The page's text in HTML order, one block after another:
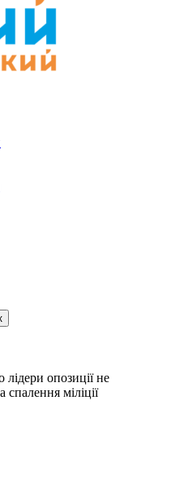
опозиції не
міліції